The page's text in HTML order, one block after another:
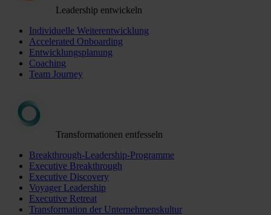
Leadership entwickeln
Individuelle Weiterentwicklung
Accelerated Onboarding
Entwicklungsplanung
Coaching
Team Journey
Transformationen entfesseln
Breakthrough-Leadership-Programme
Executive Breakthrough
Executive Discovery
Voyager Leadership
Executive Retreat
Transformation der Unternehmenskultur